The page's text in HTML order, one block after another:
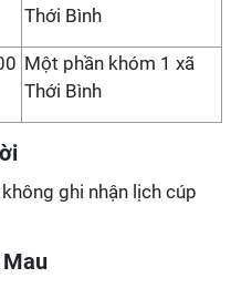
Thới Bình
Một phần khóm 1 xã
Thới Bình
ghi nhận lịch cúp